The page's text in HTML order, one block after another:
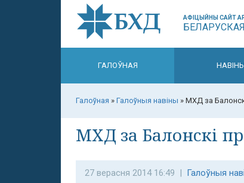
АФІЦЫЙНЫ САЙТ
ГАЛОЎНАЯ
Галоўная » Галоўныя навіны » МХД за
МХД за Балонскі
27 верасня 2014 16:49 | Галоўныя